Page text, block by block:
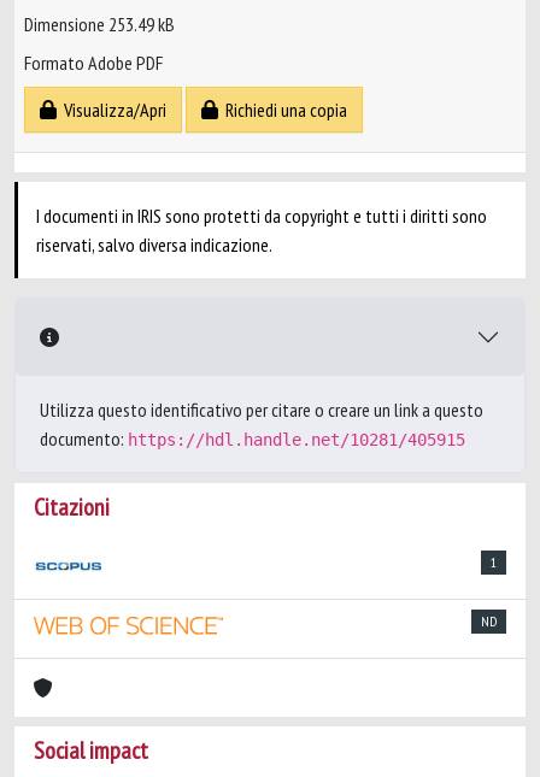
Dimensione 253.49 kB
Formato Adobe PDF
Visualizza/Apri
Richiedi una copia
I documenti in IRIS sono protetti da copyright e tutti i diritti sono
riservati, salvo diversa indicazione.
Utilizza questo identificativo per citare o creare un link a questo
documento: https://hdl.handle.net/10281/405915
Citazioni
1
ND
Social impact